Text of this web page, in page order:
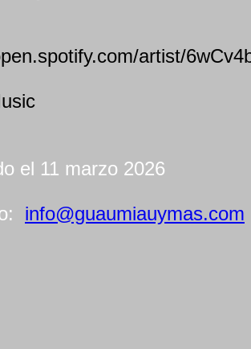
artist/
el 11 marzo 2026
info@guaumiauymas.com